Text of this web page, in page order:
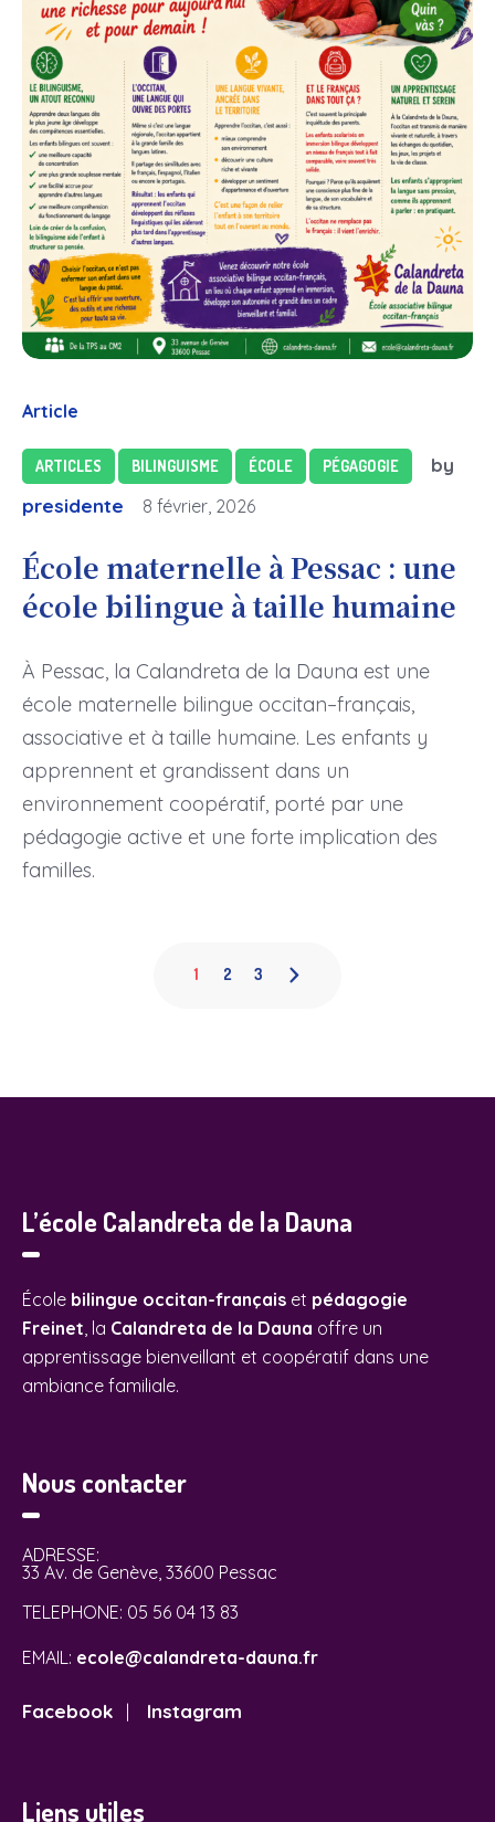
Article
ARTICLES BILINGUISME ÉCOLE PÉGAGOGIE
by
presidente
8 février, 2026
École maternelle à Pessac : une
école bilingue à taille humaine
À Pessac, la Calandreta de la Dauna est une
école maternelle bilingue occitan–français,
associative et à taille humaine. Les enfants y
apprennent et grandissent dans un
environnement coopératif, porté par une
pédagogie active et une forte implication des
familles.
1 2 3
L’école Calandreta de la Dauna
École bilingue occitan-français et pédagogie
Freinet, la Calandreta de la Dauna offre un
apprentissage bienveillant et coopératif dans une
ambiance familiale.
Nous contacter
ADRESSE:
33 Av. de Genève, 33600 Pessac
TELEPHONE: 05 56 04 13 83
EMAIL: ecole@calandreta-dauna.fr
Facebook Instagram
Liens utiles